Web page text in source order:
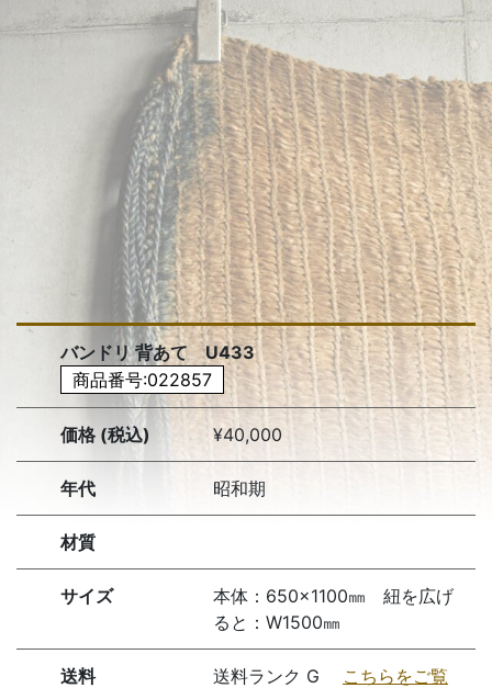
バンドリ 背あて U433
商品番号:022857
価格 (税込) ¥40,000
年代 昭和期
材質
サイズ
本体：650×1100㎜ 紐を広げ
ると：W1500㎜
送料 送料ランク G こちらをご覧